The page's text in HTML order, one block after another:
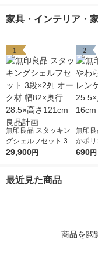
家具・インテリア・
1
無印良品 スタッキン
グシェルフセット 3段
×2列 オーク材 幅82×
29,900円
2
無印良
かポ
中 約
690円
最近見た商品
商品を閲